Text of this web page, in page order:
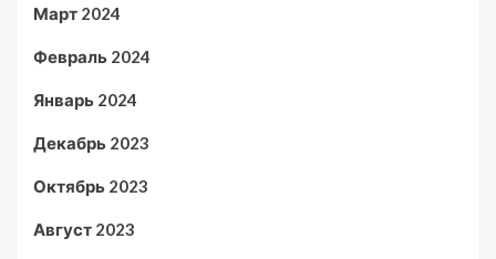
Март 2024
Февраль 2024
Январь 2024
Декабрь 2023
Октябрь 2023
Август 2023